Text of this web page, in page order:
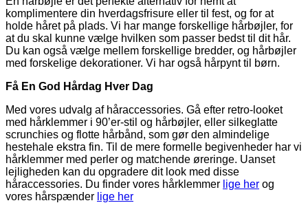
komplimentere din hverdagsfrisure eller til fest, og for at
holde håret på plads. Vi har mange forskellige hårbøjler, for
at du skal kunne vælge hvilken som passer bedst til dit hår.
Du kan også vælge mellem forskellige bredder, og hårbøjler
med forskelige dekorationer. Vi har også hårpynt til børn.
Få En God Hårdag Hver Dag
Med vores udvalg af håraccessories. Gå efter retro-looket
med hårklemmer i 90’er-stil og hårbøjler, eller silkeglatte
scrunchies og flotte hårbånd, som gør den almindelige
hestehale ekstra fin. Til de mere formelle begivenheder har vi
hårklemmer med perler og matchende øreringe. Uanset
lejligheden kan du opgradere dit look med disse
håraccessories. Du finder vores hårklemmer lige her og
vores hårspænder lige her